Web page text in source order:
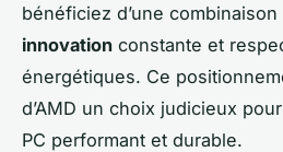
bénéficiez d’une
innovation constante et
énergétiques. Ce
d’AMD un choix judicieux
PC performant et durable.